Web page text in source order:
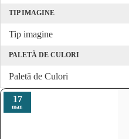
17
mar.
TIP IMAGINE
Tip imagine
PALETĂ DE CULORI
Paletă de Culori